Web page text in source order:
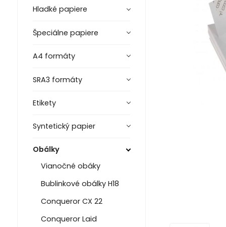
Hladké papiere
Špeciálne papiere
A4 formáty
SRA3 formáty
Etikety
Syntetický papier
Obálky
Vianočné obáky
Bublinkové obálky H18
Conqueror CX 22
Conqueror Laid